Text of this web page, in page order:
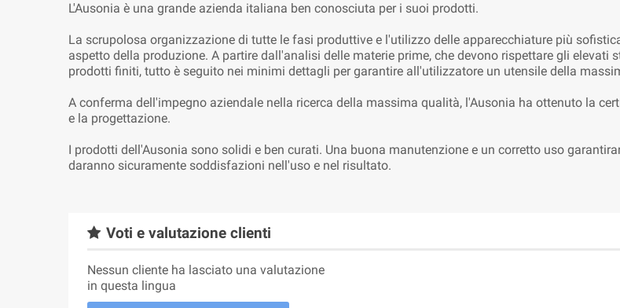
L'Ausonia è una grande azienda italiana ben conosciuta per i suoi prodotti.
La scrupolosa organizzazione di tutte le fasi produttive e l'utilizzo delle apparecchiature più
aspetto della produzione. A partire dall'analisi delle materie prime, che devono rispettare gli
prodotti finiti, tutto è seguito nei minimi dettagli per garantire all'utilizzatore un utensile della
A conferma dell'impegno aziendale nella ricerca della massima qualità, l'Ausonia ha ottenuto la
e la progettazione.
I prodotti dell'Ausonia sono solidi e ben curati. Una buona manutenzione e un corretto uso
daranno sicuramente soddisfazioni nell'uso e nel risultato.
Voti e valutazione clienti
Nessun cliente ha lasciato una valutazione
in questa lingua